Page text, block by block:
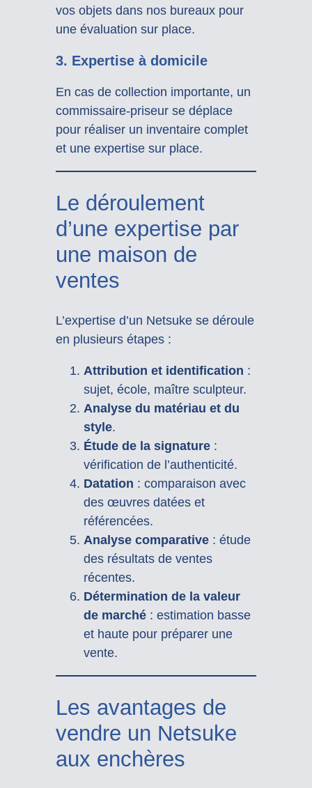
vos objets dans nos bureaux pour
une évaluation sur place.
3. Expertise à domicile
En cas de collection importante, un
commissaire-priseur se déplace
pour réaliser un inventaire complet
et une expertise sur place.
Le déroulement
d’une expertise par
une maison de
ventes
L’expertise d’un Netsuke se déroule
en plusieurs étapes :
Attribution et identification :
sujet, école, maître sculpteur.
Analyse du matériau et du
style.
Étude de la signature:
vérification de l’authenticité.
Datation : comparaison avec
des œuvres datées et
référencées.
Analyse comparative: étude
des résultats de ventes
récentes.
Détermination de la valeur
de marché: estimation basse
et haute pour préparer une
vente.
Les avantages de
vendre un Netsuke
aux enchères